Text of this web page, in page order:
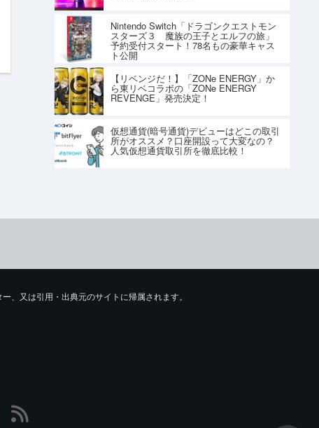
Nintendo Switch「ドラゴンクエストモン
スターズ３ 魔族の王子とエルフの旅」
予約受付スタート！78名もの豪華キャス
ト公開
【リベンジだ！】「ZONe ENERGY」か
ら東リベコラボの「ZONe ENERGY
REVENGE」発売決定！
仮想通貨(暗号通貨)デビューはどこの取引
所がオススメ？口座開設って大変なの？
人気仮想通貨取引所を徹底比較！
、又は引用・出典元のサイトに帰属されます。